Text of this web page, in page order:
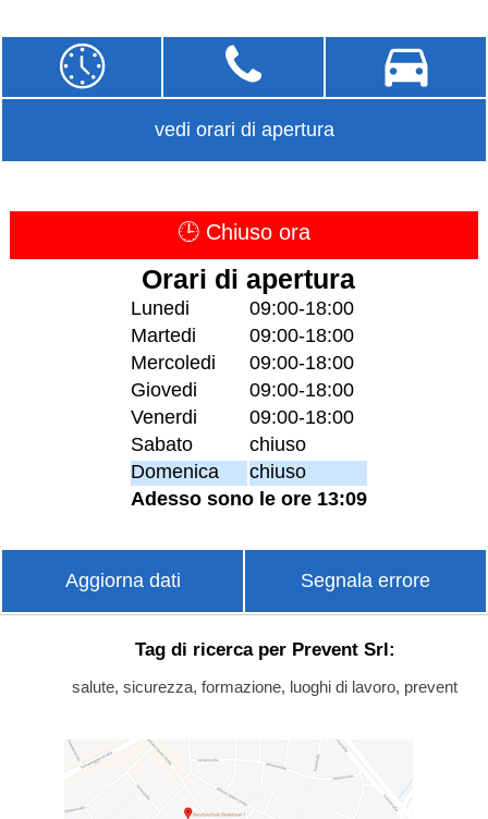
vedi orari di apertura
🕒 Chiuso ora
Orari di apertura
Lunedi
09:00-18:00
Martedi
09:00-18:00
Mercoledi
09:00-18:00
Giovedi
09:00-18:00
Venerdi
09:00-18:00
Sabato
chiuso
Domenica
chiuso
Adesso sono le ore 13:09
Aggiorna dati Segnala errore
Tag di ricerca per Prevent Srl:
salute, sicurezza, formazione, luoghi di lavoro, prevent